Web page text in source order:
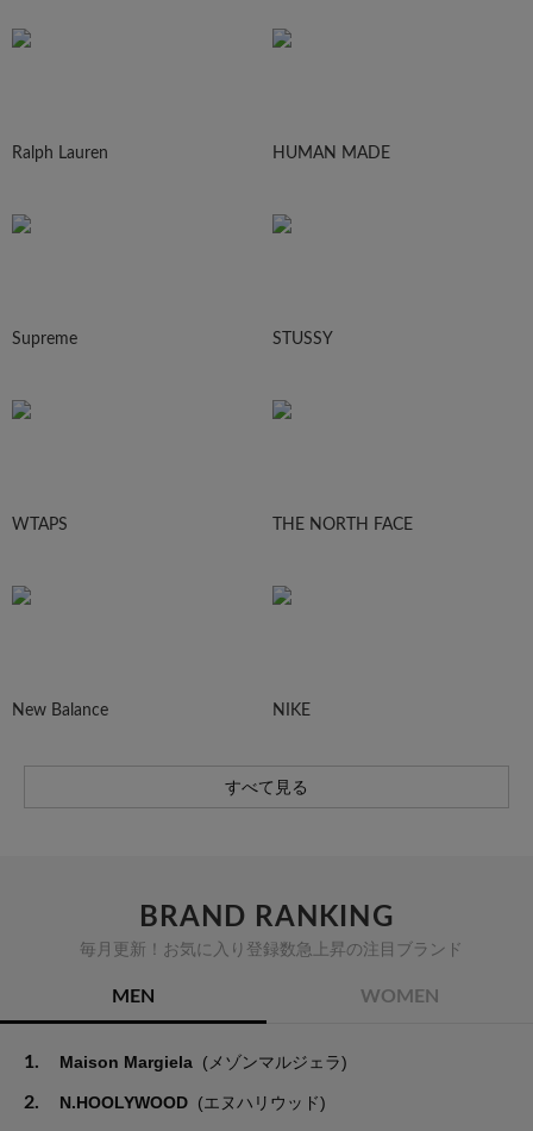
Ralph Lauren HUMAN MADE
Supreme STUSSY
WTAPS THE NORTH FACE
New Balance NIKE
すべて見る
BRAND RANKING
毎月更新！お気に入り登録数急上昇の注目ブランド
MEN WOMEN
1. Maison Margiela (メゾンマルジェラ)
2. N.HOOLYWOOD (エヌハリウッド)